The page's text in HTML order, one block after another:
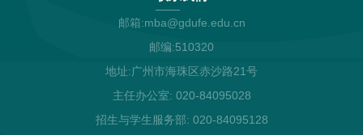
邮箱:mba@gdufe.edu.cn
邮编:510320
地址:广州市海珠区赤沙路21号
主任办公室: 020-84095028
招生与学生服务部: 020-84095128